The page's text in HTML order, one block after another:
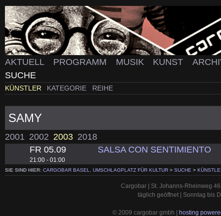
AKTUELL PROGRAMM MUSIK KUNST
SUCHE
KÜNSTLER KATEGORIE REIHE
SAMY
2001 2002 2003 2018
FR 05.09
21:00 - 01:00
SALSA CON SENTIMIENTO
SIE SIND HIER: CARGOBAR BASEL, UMSCHLAGPLATZ FÜR KULTUR > SUCHE >
Cargobar | St. Johanns-Rheinweg
täglich geöffnet | Sonntag bis
© 2009 cargobar gmbh | hosting